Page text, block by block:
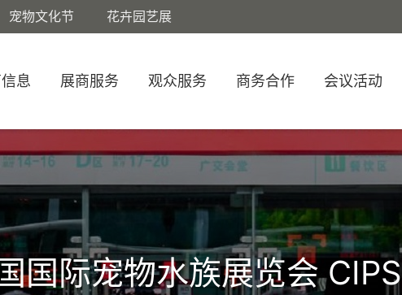
宠物文化节 花卉园艺展
息 展商服务 观众服务 商务合作 会议活动
国际宠物水族展览会 CIPS